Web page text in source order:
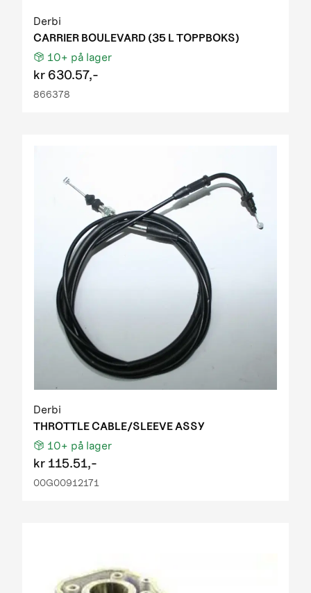
Derbi
CARRIER BOULEVARD (35 L TOPPBOKS)
10+ på lager
kr 630.57,-
866378
Derbi
THROTTLE CABLE/SLEEVE ASSY
10+ på lager
kr 115.51,-
00G00912171